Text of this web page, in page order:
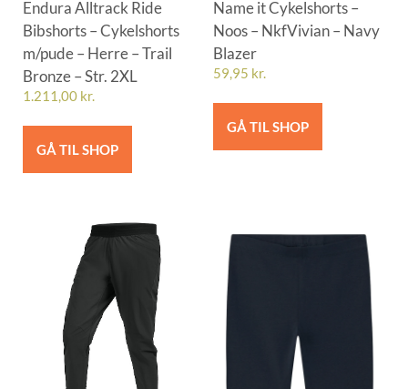
Endura Alltrack Ride
Bibshorts – Cykelshorts
m/pude – Herre – Trail
Bronze – Str. 2XL
1.211,00 kr.
GÅ TIL SHOP
Name it Cykelshorts –
Noos – NkfVivian – Navy
Blazer
59,95 kr.
GÅ TIL SHOP